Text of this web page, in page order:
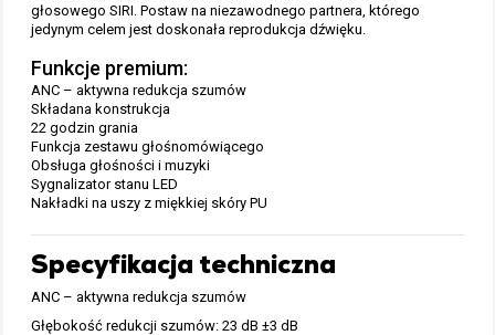
głosowego SIRI. Postaw na niezawodnego partnera, którego
jedynym celem jest doskonała reprodukcja dźwięku.
Funkcje premium:
ANC – aktywna redukcja szumów
Składana konstrukcja
22 godzin grania
Funkcja zestawu głośnomówiącego
Obsługa głośności i muzyki
Sygnalizator stanu LED
Nakładki na uszy z miękkiej skóry PU
Specyfikacja techniczna
ANC – aktywna redukcja szumów
Głębokość redukcji szumów: 23 dB ±3 dB